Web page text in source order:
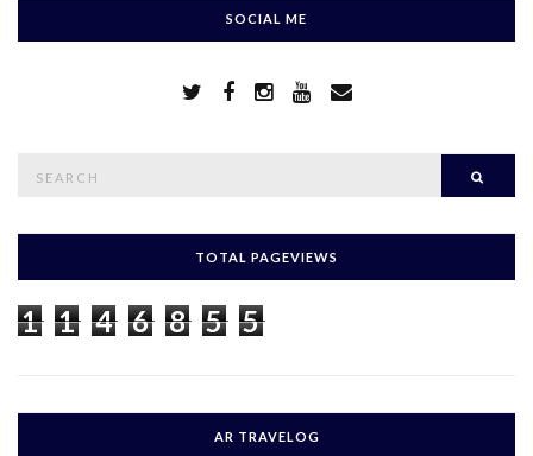
SOCIAL ME
c
f
r
:
TOTAL PAGEVIEWS
1 1 4 6 8 5 5
AR TRAVELOG